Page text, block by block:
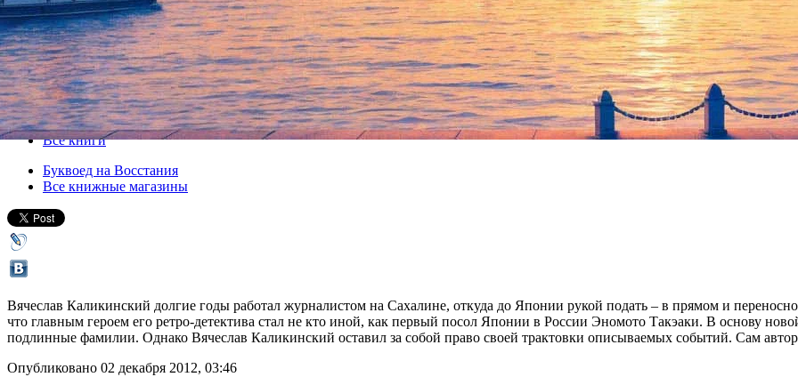
Встреча с Вячеславом Каликинским, презентация ретро-
остров»
04 декабря 2012, вторник, 19.00
Версия для печати
Все книги
Буквоед на Восстания
Все книжные магазины
Вячеслав Каликинский долгие годы работал журналистом на Сахалине, откуда до Японии рукой подать – в прямом и
что главным героем его ретро-детектива стал не кто иной, как первый посол Японии в России Эномото Такэаки. В основу
подлинные фамилии. Однако Вячеслав Каликинский оставил за собой право своей трактовки описываемых событий. Сам
Опубликовано 02 декабря 2012, 03:46